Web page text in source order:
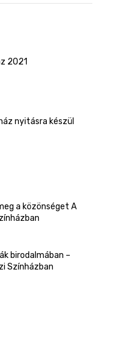
2021
nyitásra készül
a közönséget A
birodalmában –
Színházban